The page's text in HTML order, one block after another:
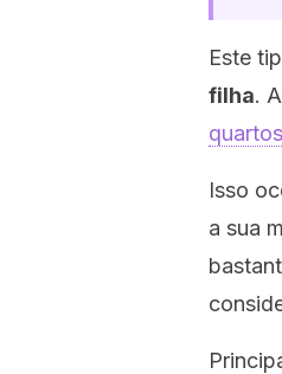
Este
filha.
Isso
a sua